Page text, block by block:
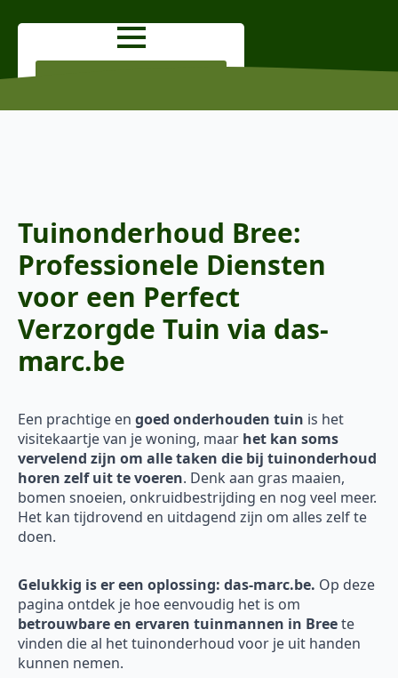
Tuinonderhoud Bree:
Professionele Diensten
voor een Perfect
Verzorgde Tuin via das-
marc.be
Een prachtige en goed onderhouden tuin is het
visitekaartje van je woning, maar het kan soms
vervelend zijn om alle taken die bij tuinonderhoud
horen zelf uit te voeren. Denk aan gras maaien,
bomen snoeien, onkruidbestrijding en nog veel meer.
Het kan tijdrovend en uitdagend zijn om alles zelf te
doen.
Gelukkig is er een oplossing: das-marc.be. Op deze
pagina ontdek je hoe eenvoudig het is om
betrouwbare en ervaren tuinmannen in Breete
vinden die al het tuinonderhoud voor je uit handen
kunnen nemen.